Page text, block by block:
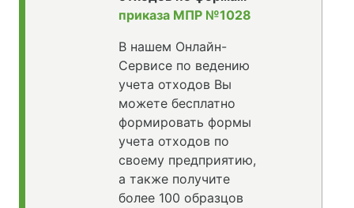
приказа МПР №1028
В нашем Онлайн-
Сервисе по ведению
учета отходов Вы
можете бесплатно
формировать формы
учета отходов по
своему предприятию,
а также получите
более 100 образцов